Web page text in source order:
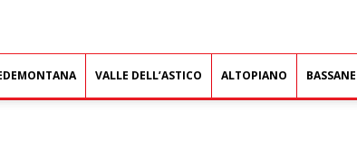
VALLE DELL’ASTICO ALTOPIANO